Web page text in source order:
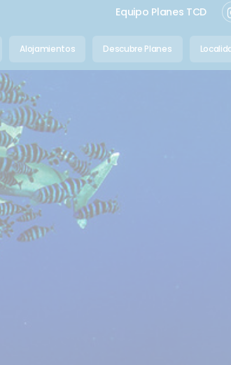
Equipo Planes TCD
Alojamientos Descubre Planes